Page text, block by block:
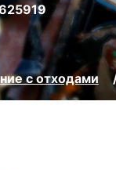
с отходами